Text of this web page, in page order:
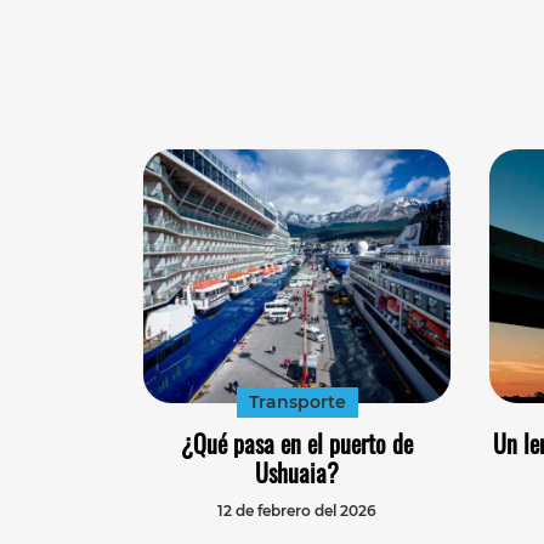
Transporte
¿Qué pasa en el puerto de
Ushuaia?
12 de febrero del 2026
Un